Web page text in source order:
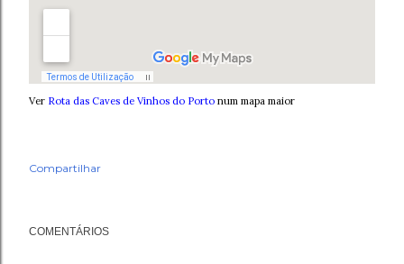
Ver Rota das Caves de Vinhos do Porto num mapa maior
Compartilhar
COMENTÁRIOS